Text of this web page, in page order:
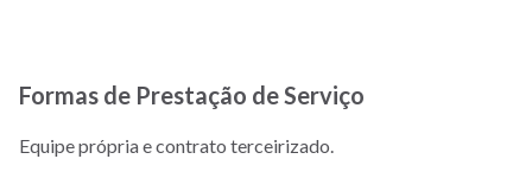
Formas de Prestação de Serviço
Equipe própria e contrato terceirizado.